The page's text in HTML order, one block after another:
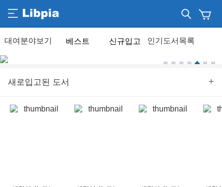
베스트 신규입고
새로입고된 도서 +